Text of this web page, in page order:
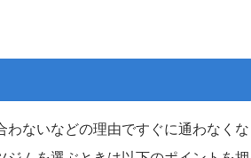
ないなどの理由ですぐに通わなくな